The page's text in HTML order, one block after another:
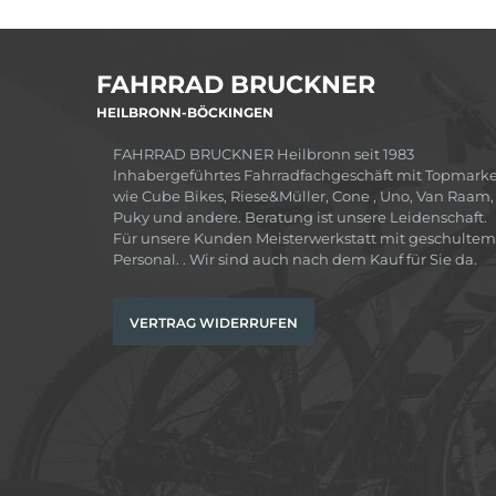
FAHRRAD BRUCKNER
HEILBRONN-BÖCKINGEN
FAHRRAD BRUCKNER Heilbronn seit 1983
Inhabergeführtes Fahrradfachgeschäft mit
wie Cube Bikes, Riese&Müller, Cone , Uno, Van Raam,
Puky und andere. Beratung ist unsere Leidenschaft.
Für unsere Kunden Meisterwerkstatt mit geschultem
Personal. . Wir sind auch nach dem Kauf für Sie da.
VERTRAG WIDERRUFEN